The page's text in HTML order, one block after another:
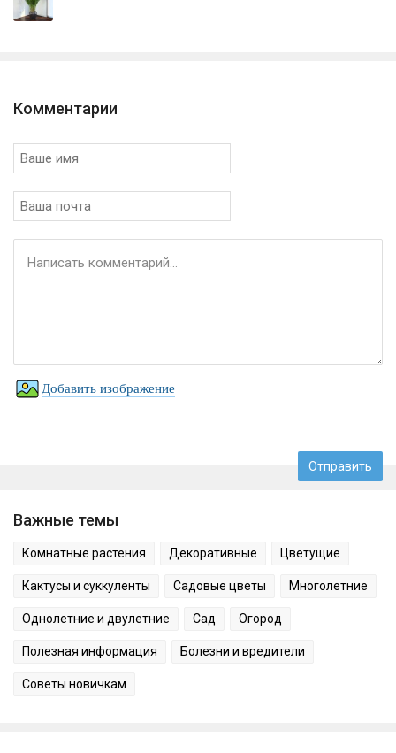
Комментарии
Добавить изображение
Важные темы
Комнатные растения Декоративные Цветущие
Кактусы и суккуленты Садовые цветы Многолетние
Однолетние и двулетние Сад Огород
Полезная информация Болезни и вредители
Советы новичкам